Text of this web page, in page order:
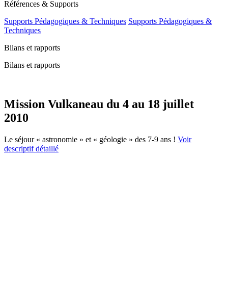
Références & Supports
Supports Pédagogiques & Techniques Supports Pédagogiques &
Techniques
Bilans et rapports
Bilans et rapports
Mission Vulkaneau du 4 au 18 juillet
2010
Le séjour « astronomie » et « géologie » des 7-9 ans ! Voir
descriptif détaillé